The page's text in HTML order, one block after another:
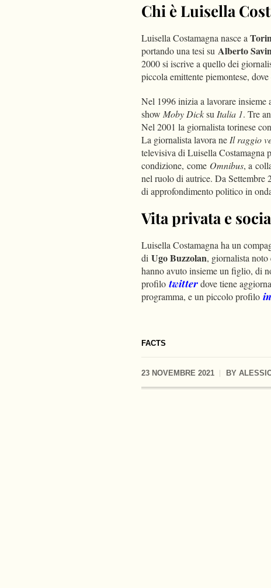
FACTS
23 NOVEMBRE 2021 BY
Chi è Luisella
Luisella Costamagna nasce a
portando una tesi su Alberto
2000 si iscrive a quello dei
piccola emittente piemontese,
Nel 1996 inizia a lavorare insieme
show Moby DicksuItalia 1. Tre
Nel 2001 la giornalista torinese
La giornalista lavora neIl raggio
televisiva di Luisella Costamagna
condizione, come Omnibus, a
nel ruolo di autrice. Da
di approfondimento politico in
Vita privata e
Luisella Costamagna ha un
di Ugo Buzzolan, giornalista
hanno avuto insieme un figlio, di
profilo twitterdove tiene
programma, e un piccolo profilo